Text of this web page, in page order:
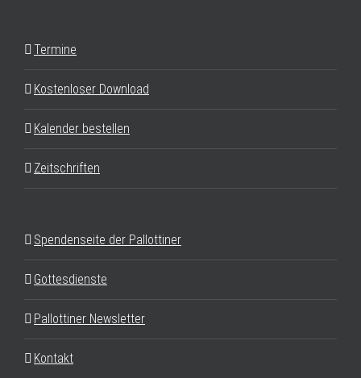
Termine
Kostenloser Download
Kalender bestellen
Zeitschriften
Spendenseite der Pallottiner
Gottesdienste
Pallottiner Newsletter
Kontakt